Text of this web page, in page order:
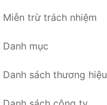
Miễn trừ trách nhiệm
Danh mục
Danh sách thương hiệu